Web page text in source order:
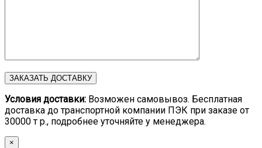
Условия доставки: Возможен самовывоз. Бесплатная
доставка до транспортной компании ПЭК при заказе от
30000 т р., подробнее уточняйте у менеджера.
×